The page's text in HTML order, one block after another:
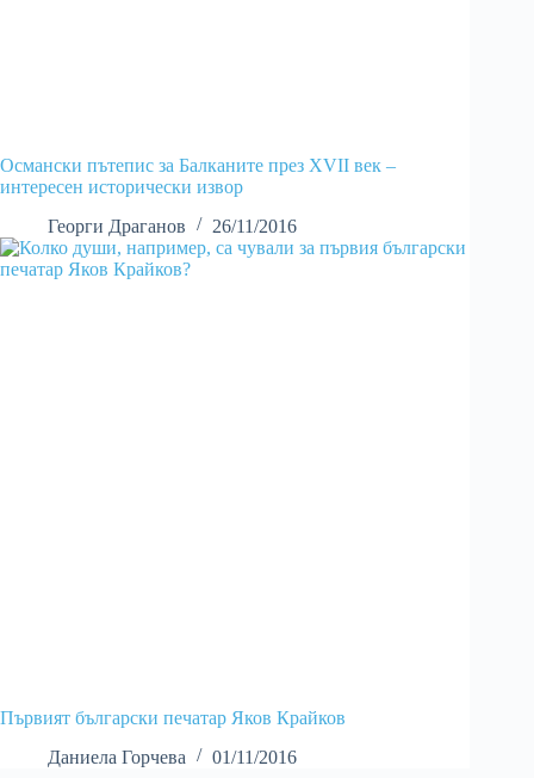
Османски пътепис за Балканите през XVII век –
интересен исторически извор
Георги Драганов
26/11/2016
Първият български печатар Яков Крайков
Даниела Горчева
01/11/2016